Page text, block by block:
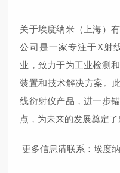
关于埃度纳米（上海）
公司是一家专注于X射
业，致力于为工业检测
装置和技术解决方案。
线衍射仪产品，进一步
点 ，为未来的发展奠定了
更多信息请联系：埃度